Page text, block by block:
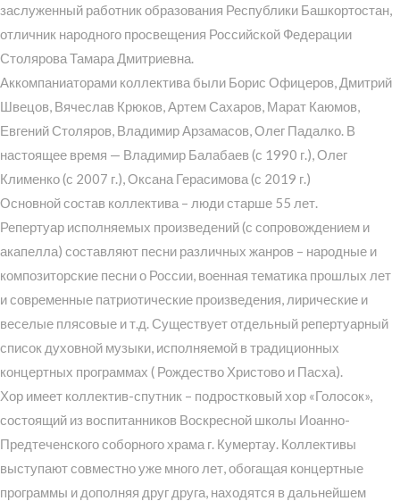
заслуженный работник образования Республики Башкортостан,
отличник народного просвещения Российской Федерации
Столярова Тамара Дмитриевна.
Аккомпаниаторами коллектива были Борис Офицеров, Дмитрий
Швецов, Вячеслав Крюков, Артем Сахаров, Марат Каюмов,
Евгений Столяров, Владимир Арзамасов, Олег Падалко. В
настоящее время — Владимир Балабаев (с 1990 г.), Олег
Клименко (с 2007 г.), Оксана Герасимова (с 2019 г.)
Основной состав коллектива – люди старше 55 лет.
Репертуар исполняемых произведений (с сопровождением и
акапелла) составляют песни различных жанров – народные и
композиторские песни о России, военная тематика прошлых лет
и современные патриотические произведения, лирические и
веселые плясовые и т.д. Существует отдельный репертуарный
список духовной музыки, исполняемой в традиционных
концертных программах ( Рождество Христово и Пасха).
Хор имеет коллектив-спутник – подростковый хор «Голосок»,
состоящий из воспитанников Воскресной школы Иоанно-
Предтеченского соборного храма г. Кумертау. Коллективы
выступают совместно уже много лет, обогащая концертные
программы и дополняя друг друга, находятся в дальнейшем